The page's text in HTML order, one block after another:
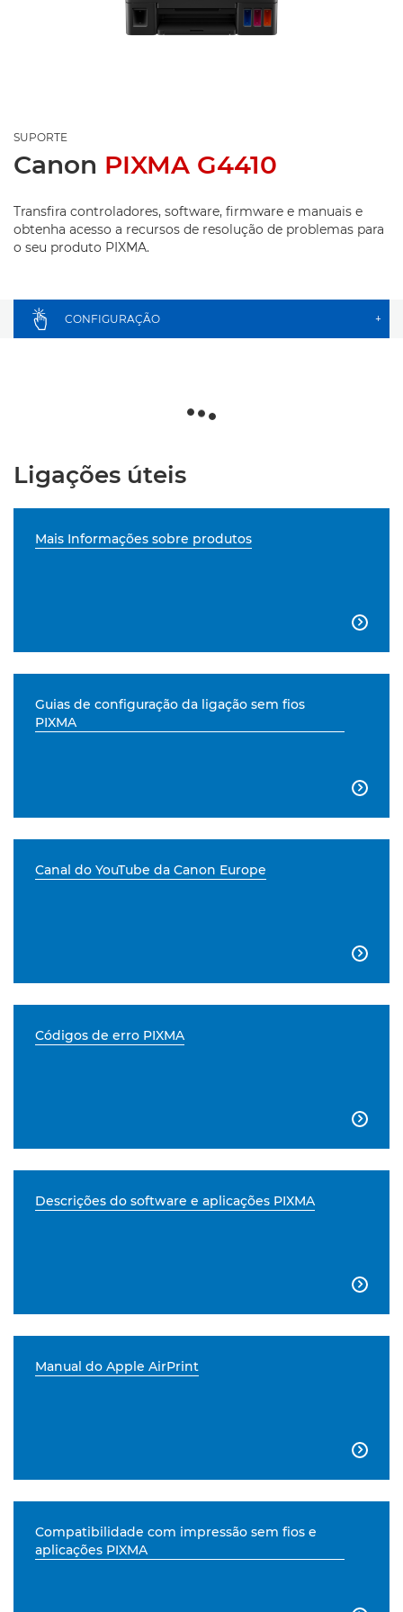
SUPORTE
Canon PIXMA G4410
Transfira controladores, software, firmware e manuais e
obtenha acesso a recursos de resolução de problemas para
o seu produto PIXMA.
CONFIGURAÇÃO +
Ligações úteis
Mais Informações sobre produtos

Guias de configuração da ligação sem fios
PIXMA

Canal do YouTube da Canon Europe

Códigos de erro PIXMA

Descrições do software e aplicações PIXMA

Manual do Apple AirPrint

Compatibilidade com impressão sem fios e
aplicações PIXMA